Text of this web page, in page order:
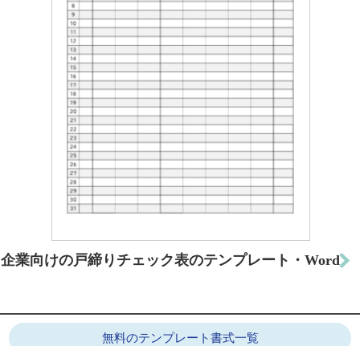
企業向けの戸締りチェック表のテンプレート・Word
無料のテンプレート書式一覧